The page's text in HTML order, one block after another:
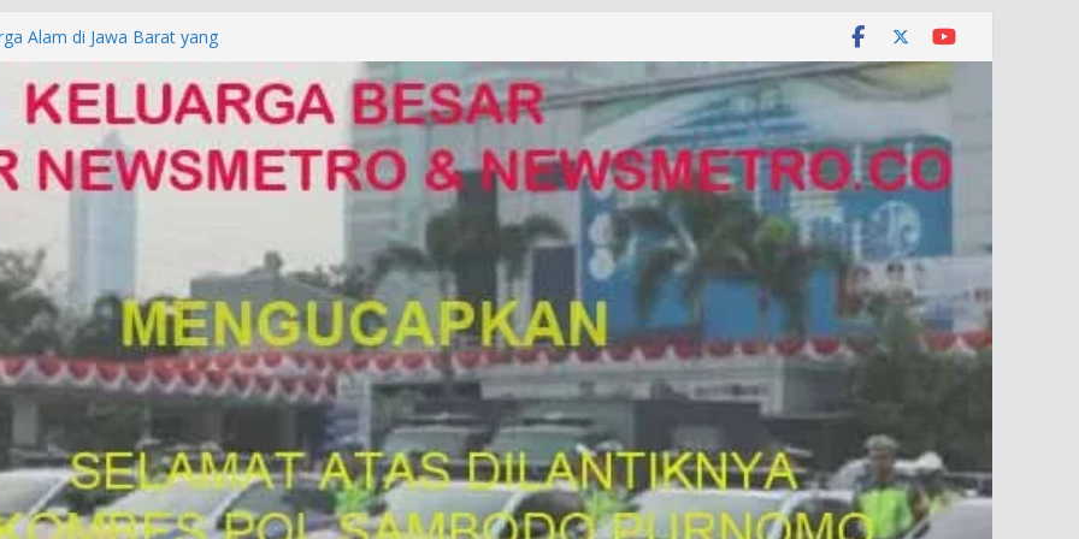
Alam di Jawa Barat yang
KUHAP Baru 2026, Tegaskan
Dipidana
DENPASAR DAN
POLDA BALI DIDUGA
ke Mabes Polri
Palsu, Kapolres
SIM